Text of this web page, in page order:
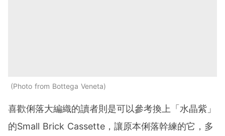
Photo from Bottega Veneta
喜歡俐落大編織的讀者則是可以參考換上「水晶紫」
的Small Brick Cassette，讓原本俐落幹練的它，多